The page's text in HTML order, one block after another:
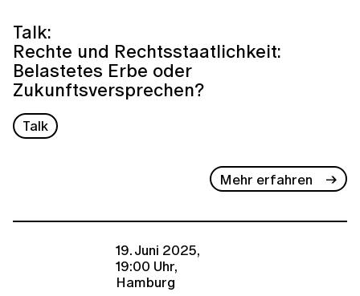
Talk:
Rechte und Rechtsstaatlichkeit:
Belastetes Erbe oder
Zukunftsversprechen?
Talk
Mehr erfahren
19. Juni 2025,
19:00 Uhr,
Hamburg